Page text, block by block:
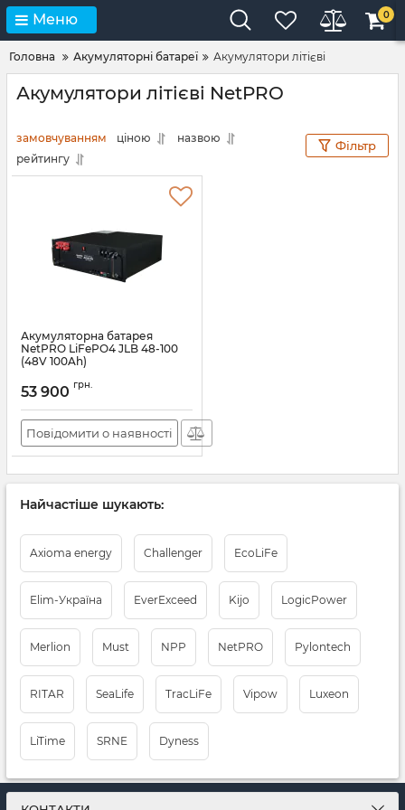
Меню 0
Головна Акумуляторні батареї Акумулятори літієві
Акумулятори літієві NetPRO
замовчуванням ціною
назвою
рейтингу
Фільтр
Акумуляторна батарея
NetPRO LiFePO4 JLB 48-100
(48V 100Ah)
53 900 грн.
Повідомити о наявності
Найчастіше шукають:
Axioma energy Challenger EcoLiFe
Elim-Україна EverExceed Kijo LogicPower
Merlion Must NPP NetPRO Pylontech
RITAR SeaLife TracLiFe Vipow Luxeon
LiTimе SRNE Dyness